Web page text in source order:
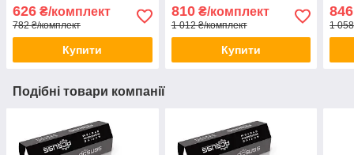
626 ₴/комплект
782 ₴/комплект
Купити
Заднього амортизатора
стійки
810₴/комплект
1 012 ₴/комплект
Купити
846
1
Подібні товари компанії